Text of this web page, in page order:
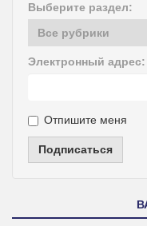
Выберите раздел:
Электронный адрес:
Отпишите меня
Подписаться